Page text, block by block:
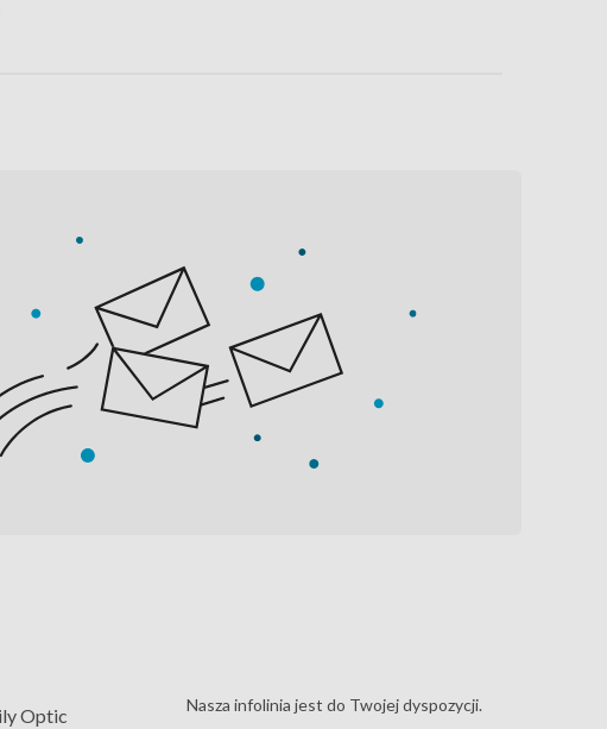
Optic
Nasza infolinia jest do Twojej dyspozycji.